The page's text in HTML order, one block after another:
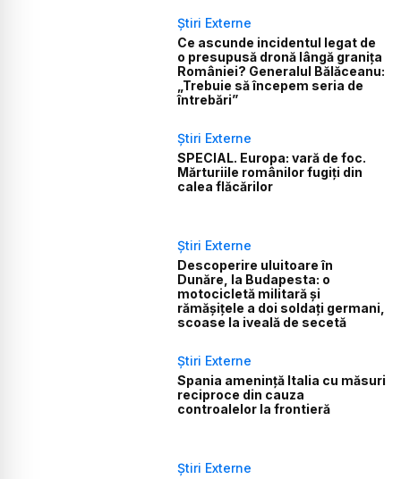
Știri Externe
Ce ascunde incidentul legat de
o presupusă dronă lângă granița
României? Generalul Bălăceanu:
„Trebuie să începem seria de
întrebări”
Știri Externe
SPECIAL. Europa: vară de foc.
Mărturiile românilor fugiți din
calea flăcărilor
Știri Externe
Descoperire uluitoare în
Dunăre, la Budapesta: o
motocicletă militară și
rămășițele a doi soldați germani,
scoase la iveală de secetă
Știri Externe
Spania amenință Italia cu măsuri
reciproce din cauza
controalelor la frontieră
Știri Externe